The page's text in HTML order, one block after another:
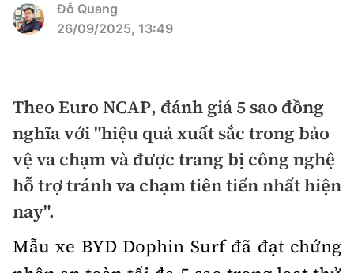
360° xe
Hạ tầng phương tiện
Góc nhìn
Tâm điểm
Xe du lịch
Xe chuyên dụng
Xe máy
Đánh giá xe
Đánh giá xe mới
So sánh
Lái mới
Tư vấn sử dụng
Chọn xe
Bảo hiểm xe
Sản phẩm bảo hiểm
Đỗ Quang
26/09/2025, 13:49
Theo Euro NCAP, đánh giá 5 sao đồng
nghĩa với "hiệu quả xuất sắc trong bảo
vệ va chạm và được trang bị công nghệ
hỗ trợ tránh va chạm tiên tiến nhất hiện
nay".
Mẫu xe BYD Dophin Surf đã đạt chứng